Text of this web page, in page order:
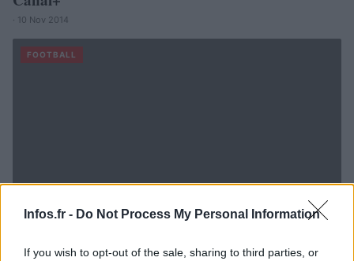
Infos.fr - Do Not Process My Personal Information
If you wish to opt-out of the sale, sharing to third parties, or
· 10 Nov 2014
FOOTBALL